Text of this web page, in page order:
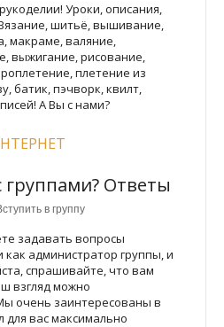
Уроки, описания,
шитьё, вышивание,
макраме, валяние,
выжигание, рисование,
плетение из
батик, пэчворк, квилт,
А Вы с нами?
группами? Ответы
в группу
задавать вопросы
как администратор группы, и
спрашивайте, что вам
взгляд можно
очень заинтересованы в
для вас максимально